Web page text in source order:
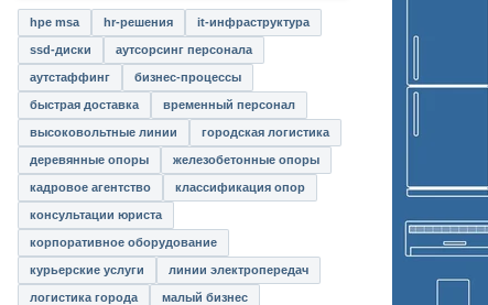
hpe msa hr-решения it-инфраструктура
ssd-диски аутсорсинг персонала
аутстаффинг бизнес-процессы
быстрая доставка временный персонал
высоковольтные линии городская логистика
деревянные опоры железобетонные опоры
кадровое агентство классификация опор
консультации юриста
корпоративное оборудование
курьерские услуги линии электропередач
логистика города малый бизнес